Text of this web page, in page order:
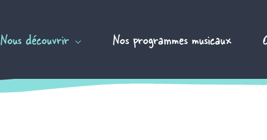
Nous découvrir Nos programmes musicaux